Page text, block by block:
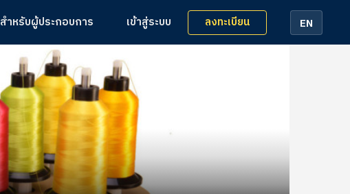
สำหรับผู้ประกอบการ เข้าสู่ระบบ ลงทะเบียน EN